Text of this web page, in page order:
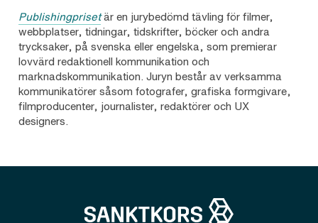
Publishingprisetär en jurybedömd tävling för filmer,
webbplatser, tidningar, tidskrifter, böcker och andra
trycksaker, på svenska eller engelska, som premierar
lovvärd redaktionell kommunikation och
marknadskommunikation. Juryn består av verksamma
kommunikatörer såsom fotografer, grafiska formgivare,
filmproducenter, journalister, redaktörer och UX
designers.